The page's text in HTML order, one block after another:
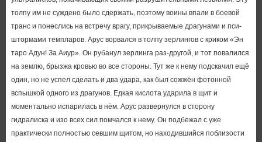
толпу им не суждено было сдержать, поэтому воины впали в боевой
транс и понеслись на встречу врагу, прикрываемые драгунами и пси-
штормами темпларов. Арус ворвался в толпу зерлингов с криком «Эн
таро Адун! За Аиур». Он рубанул зерлинга раз-другой, и тот повалился
на землю, брызжа кровью во все стороны. Тут же к нему подскачил ещё
один, но не успел сделать и два удара, как был сожжён фотонной
вспышкой одного из драгунов. Едкая кислота ударила в щит и
моментально испарилась в нём. Арус развернулся в сторону
гидралиска и изо всех сил помчался к нему. Он подбежал с уже
практически полностью севшим щитом, но находившийся поблизости